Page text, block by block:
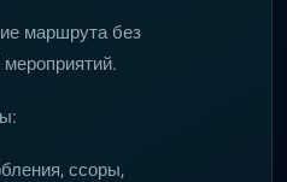
маршрута без
ссоры,